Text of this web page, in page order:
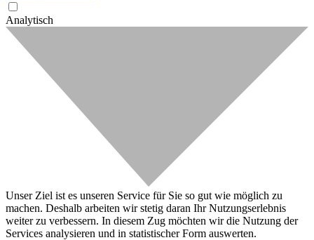
Analytisch
Unser Ziel ist es unseren Service für Sie so gut wie möglich zu
machen. Deshalb arbeiten wir stetig daran Ihr Nutzungserlebnis
weiter zu verbessern. In diesem Zug möchten wir die Nutzung der
Services analysieren und in statistischer Form auswerten.